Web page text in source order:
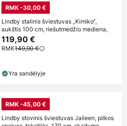
RMK -30,00 €
Lindby stalinis šviestuvas „Kimiko“,
aukštis 100 cm, riešutmedžio mediena,
119,90 €
RMK149,90 €
Yra sandėlyje
RMK -45,00 €
Lindby stovinis šviestuvas Jaileen, pilkos